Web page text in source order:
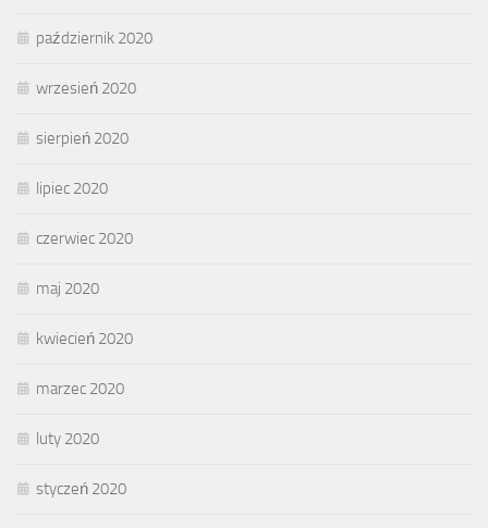
październik 2020
wrzesień 2020
sierpień 2020
lipiec 2020
czerwiec 2020
maj 2020
kwiecień 2020
marzec 2020
luty 2020
styczeń 2020